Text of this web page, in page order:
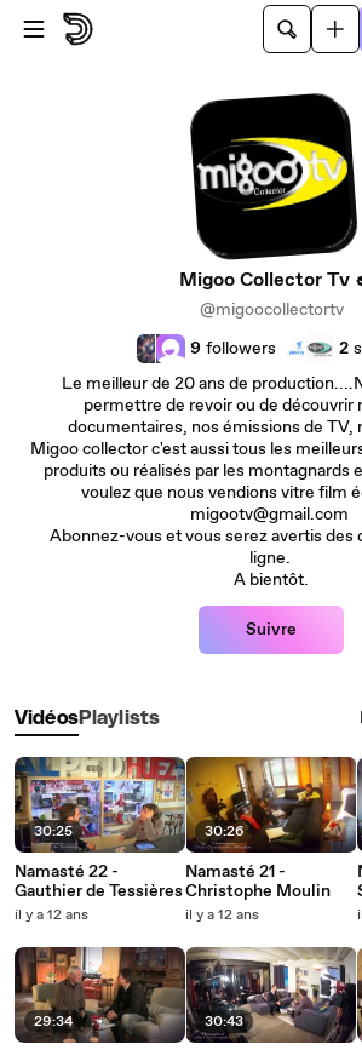
Passer au contenu principal
Migoo Collector Tv
@migoocollectortv
9 followers 2
Le meilleur de 20 ans de
permettre de revoir ou de découvrir
documentaires, nos émissions de TV,
Migoo collector c'est aussi tous les
produits ou réalisés par les montagnards
voulez que nous vendions vitre film
migootv@gmail.com
Abonnez-vous et vous serez avertis des
ligne.
A bientôt.
Suivre
VidéosPlaylists
30:25
Namasté 22 -
Gauthier de Tessières
il y a 12 ans
29:34
30:26
Namasté 21 -
Christophe Moulin
il y a 12 ans
30:43